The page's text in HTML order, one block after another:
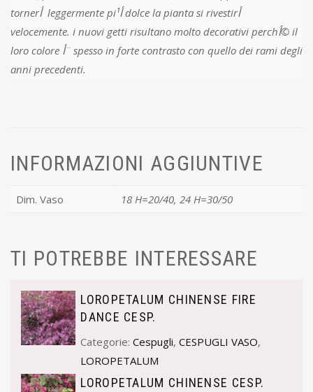
tornerأ leggermente piأ¹ dolce la pianta si rivestirأ
velocemente. i nuovi getti risultano molto decorativi perchأ© il
loro colore أ¨ spesso in forte contrasto con quello dei rami degli
anni precedenti.
INFORMAZIONI AGGIUNTIVE
Dim. Vaso 18 H=20/40, 24 H=30/50
TI POTREBBE INTERESSARE
LOROPETALUM CHINENSE FIRE
DANCE CESP.
Categorie:Cespugli,CESPUGLI VASO,
LOROPETALUM
LOROPETALUM CHINENSE CESP.